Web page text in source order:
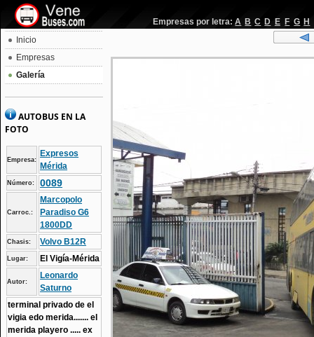
Empresas por letra: A B C D E F G H
Inicio
Empresas
Galería
AUTOBUS EN LA
FOTO
Empresa:
Expresos
Mérida
Número: 0089
Carroc.:
Marcopolo
Paradiso G6
1800DD
Chasis: Volvo B12R
Lugar: El Vigía-Mérida
Autor:
Leonardo
Saturno
terminal privado de el
vigia edo merida....... el
merida playero ..... ex